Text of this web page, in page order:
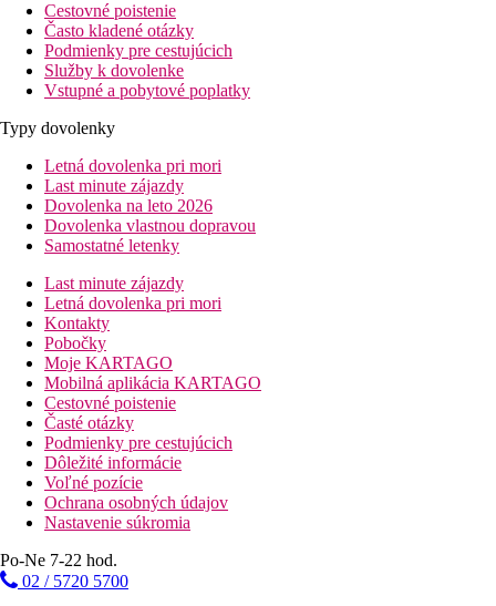
Cestovné poistenie
Často kladené otázky
Podmienky pre cestujúcich
Služby k dovolenke
Vstupné a pobytové poplatky
Typy dovolenky
Letná dovolenka pri mori
Last minute zájazdy
Dovolenka na leto 2026
Dovolenka vlastnou dopravou
Samostatné letenky
Last minute zájazdy
Letná dovolenka pri mori
Kontakty
Pobočky
Moje KARTAGO
Mobilná aplikácia KARTAGO
Cestovné poistenie
Časté otázky
Podmienky pre cestujúcich
Dôležité informácie
Voľné pozície
Ochrana osobných údajov
Nastavenie súkromia
Po-Ne 7-22 hod.
02 / 5720 5700